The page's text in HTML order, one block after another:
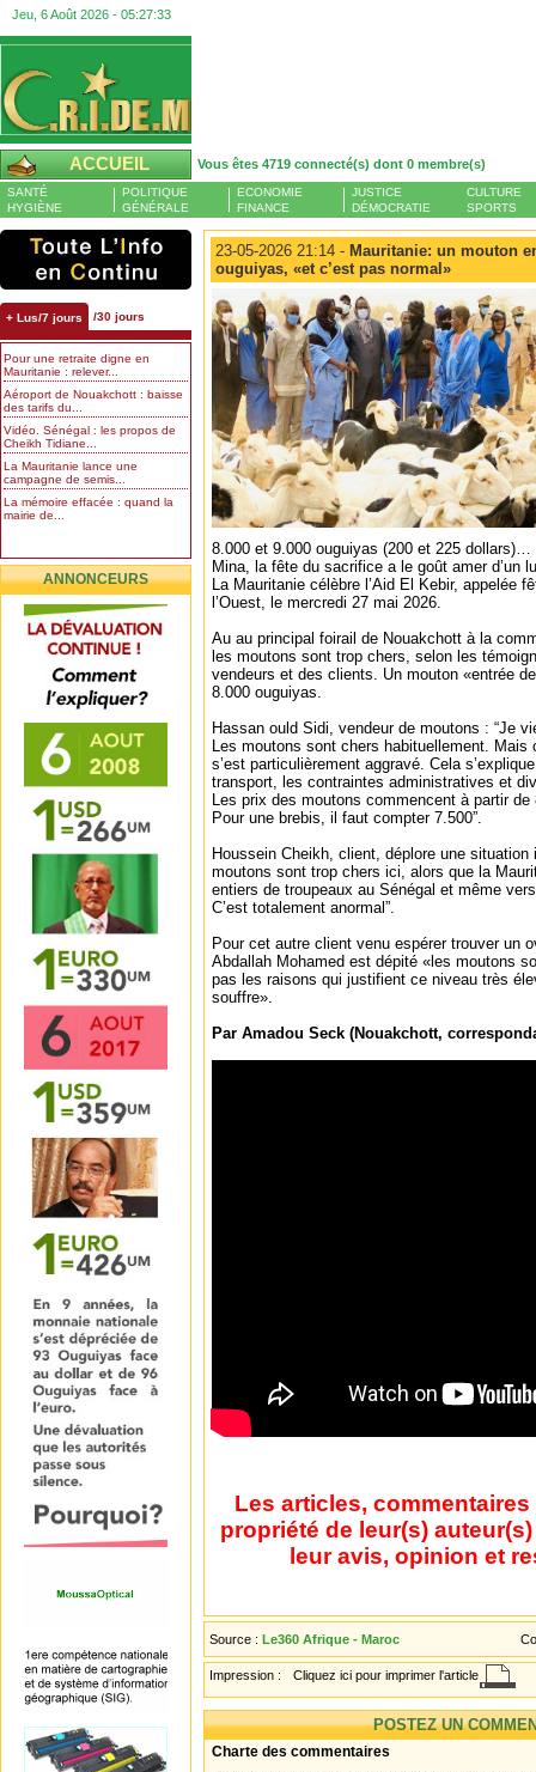
Jeu, 6 Août 2026 - 05:27:33
ACCUEIL Vous êtes 4719 connecté(s) dont 0 membre(s)
SANTÉ
HYGIÈNE
POLITIQUE
GÉNÉRALE
ECONOMIE
FINANCE
JUSTICE
DÉMOCRATIE
CULTURE
SPORTS
+ Lus/7 jours /30 jours
Pour une retraite digne en
Mauritanie : relever...
Aéroport de Nouakchott : baisse
des tarifs du...
Vidéo. Sénégal : les propos de
Cheikh Tidiane...
La Mauritanie lance une
campagne de semis...
La mémoire effacée : quand la
mairie de...
ANNONCEURS
23-05-2026 21:14 - Mauritanie: un mouton
ouguiyas, «et c’est pas normal»
8.000 et 9.000 ouguiyas (200 et 225
Mina, la fête du sacrifice a le goût amer d’un
La Mauritanie célèbre l’Aid El Kebir, appelée
l’Ouest, le mercredi 27 mai 2026.
Au au principal foirail de Nouakchott à la
les moutons sont trop chers, selon les
vendeurs et des clients. Un mouton «entrée
8.000 ouguiyas.
Hassan ould Sidi, vendeur de moutons : “Je
Les moutons sont chers habituellement. Mais
s’est particulièrement aggravé. Cela
transport, les contraintes administratives et
Les prix des moutons commencent à partir
Pour une brebis, il faut compter 7.500”.
Houssein Cheikh, client, déplore une situation
moutons sont trop chers ici, alors que la
entiers de troupeaux au Sénégal et même
C’est totalement anormal”.
Pour cet autre client venu espérer trouver un
Abdallah Mohamed est dépité «les moutons
pas les raisons qui justifient ce niveau très
souffre».
Par Amadou Seck (Nouakchott,
Les articles,
propriété de leur(s)
leur avis, opinion et
Source : Le360 Afrique - Maroc
Impression : Cliquez ici pour imprimer l'article
POSTEZ UN
Charte des commentaires